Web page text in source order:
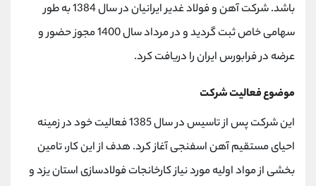
باشد. شرکت آهن و فولاد غدیر ایرانیان در سال 1384 به طور
سهامی خاص ثبت گردید و در مرداد سال 1400 مجوز حضور و
عرضه در فرابورس ایران را دریافت کرد.
موضوع فعالیت شرکت
این شرکت پس از تاسیس در سال 1385 فعالیت خود در زمینه
احیای مستقیم آهن اسفنجی آغاز کرد. هدف از این کار، تامین
بخشی از مواد اولیه مورد نیاز کارخانجات فولادسازی استان یزد و